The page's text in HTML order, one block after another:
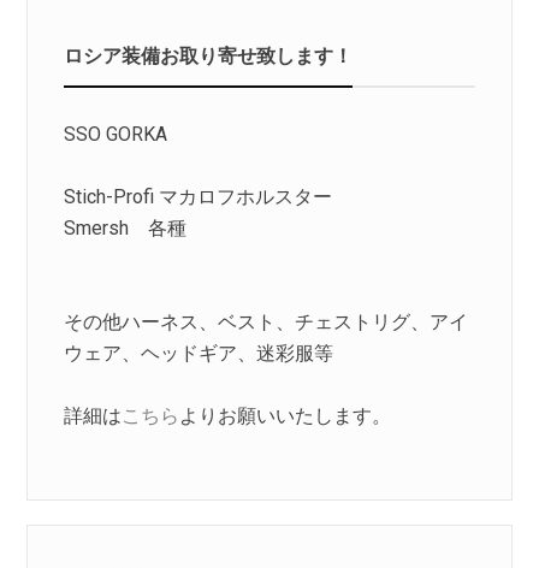
ロシア装備お取り寄せ致します！
SSO GORKA
Stich-Profi マカロフホルスター
Smersh 各種
その他ハーネス、ベスト、チェストリグ、アイ
ウェア、ヘッドギア、迷彩服等
詳細はこちら よりお願いいたします。